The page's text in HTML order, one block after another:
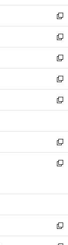
開
く
ウ
で
開
く
ン
ド
ウ
で
開
く
ウ
ィ
ン
ド
ウ
で
開
く
新
し
い
ウ
ィ
ン
ド
ウ
で
開
新
し
い
ウ
ィ
ン
ド
ウ
開
く
新
し
い
ウ
ィ
ン
ウ
で
開
く
新
し
い
ウ
ン
ド
ウ
で
新
し
ウ
ィ
ン
ド
開
新
し
い
ン
ウ
で
開
新
ウ
ン
ド
ウ
新
し